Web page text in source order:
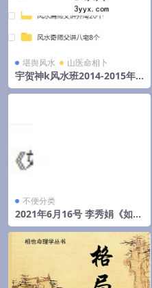
堪舆风水 山医命相卜
宇贺神k风水班2014-2015年
初文字记录.pdf 夸克网盘下载
不便分类
2021年6月16号 李秀娟《如何
斗太岁》弟子班面授课